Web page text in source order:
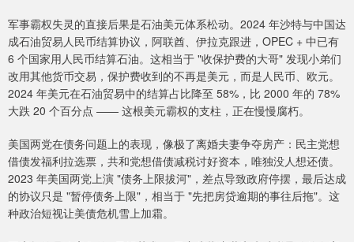
军事霸权失灵的直接后果是石油美元体系松动。2024 年沙特与中国达
成石油贸易人民币结算协议，阿联酋、伊拉克跟进，OPEC + 中已有
6 个国家用人民币结算石油。这相当于 "收保护费的大哥" 发现小弟们
改用其他货币交易，保护费收到的不再是美元，而是人民币、欧元。
2024 年美元在石油贸易中的结算占比降至 58%，比 2000 年的 78%
大跌 20 个百分点 —— 这根美元霸权的支柱，正在慢慢腐朽。
美国两党在债务问题上的表现，像极了离婚夫妻争夺房产：民主党想
借债发福利拉选票，共和党想借债减税讨好资本，唯独没人想还债。
2023 年美国两党上演 "债务上限拔河"，差点导致政府停摆，最后达成
的协议只是 "暂停债务上限"，相当于 "先把房贷逾期的事往后拖"。这
种政治短视让美债危机雪上加霜。